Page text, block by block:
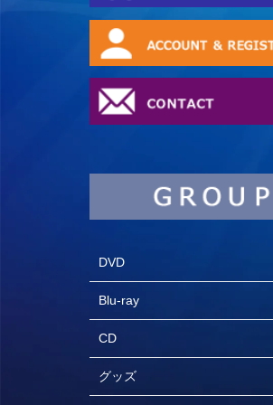
DVD
Blu-ray
CD
グッズ